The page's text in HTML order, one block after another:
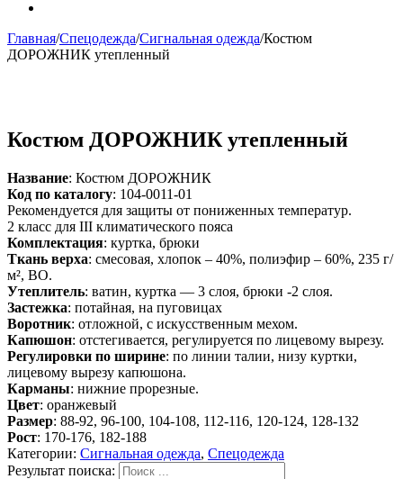
Главная/Спецодежда/Сигнальная одежда/Костюм
ДОРОЖНИК утепленный
Костюм ДОРОЖНИК утепленный
Название: Костюм ДОРОЖНИК
Код по каталогу: 104-0011-01
Рекомендуется для защиты от пониженных температур.
2 класс для III климатического пояса
Комплектация: куртка, брюки
Ткань верха: смесовая, хлопок – 40%, полиэфир – 60%, 235 г/
м², ВО.
Утеплитель: ватин, куртка — 3 слоя, брюки -2 слоя.
Застежка: потайная, на пуговицах
Воротник: отложной, с искусственным мехом.
Капюшон: отстегивается, регулируется по лицевому вырезу.
Регулировки по ширине: по линии талии, низу куртки,
лицевому вырезу капюшона.
Карманы: нижние прорезные.
Цвет: оранжевый
Размер: 88-92, 96-100, 104-108, 112-116, 120-124, 128-132
Рост: 170-176, 182-188
Категории: Сигнальная одежда, Спецодежда
Результат поиска: